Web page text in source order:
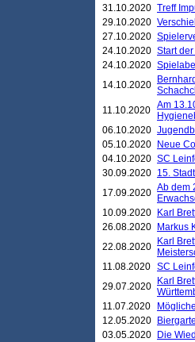
31.10.2020 Treff
29.10.2020
27.10.2020
24.10.2020 Start
24.10.2020
14.10.2020
11.10.2020 Am
06.10.2020
05.10.2020
Neue
04.10.2020 SC
30.09.2020 15.
17.09.2020 Ab dem
10.09.2020
Karl
26.08.2020
Markus
22.08.2020
Karl
11.08.2020 SC
29.07.2020
Karl
11.07.2020
12.05.2020
03.05.2020
Die